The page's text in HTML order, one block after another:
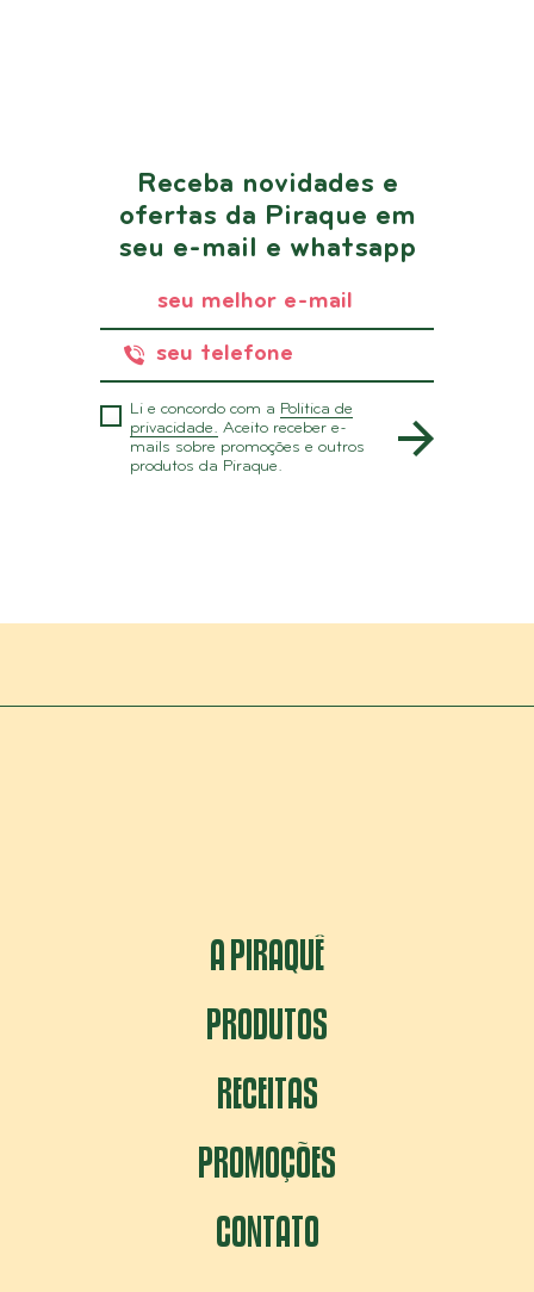
Receba novidades e
ofertas da Piraque em
seu e-mail e whatsapp
Li e concordo com a Politica de
privacidade. Aceito receber e-
mails sobre promoções e outros
produtos da Piraque.
A PIRAQUÊ
PRODUTOS
RECEITAS
PROMOÇÕES
CONTATO